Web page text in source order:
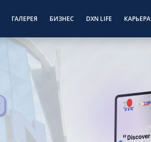
ГАЛЕРЕЯ БИЗНЕС DXN LIFE КАРЬЕРА